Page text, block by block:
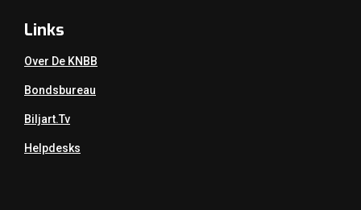
Links
Over De KNBB
Bondsbureau
Biljart.tv
Helpdesks